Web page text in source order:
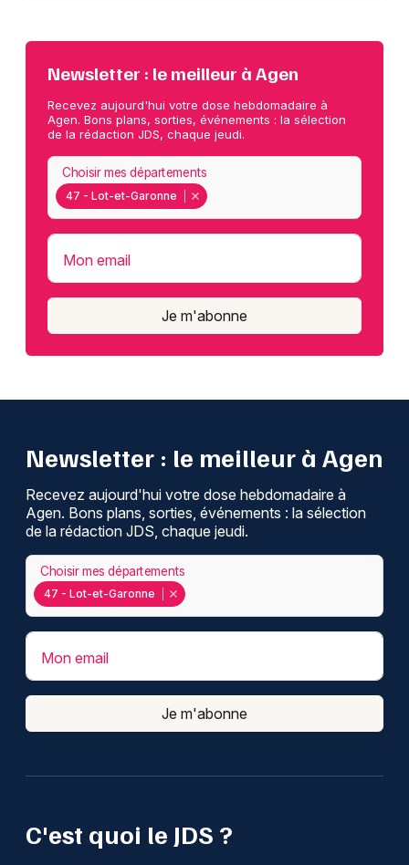
Newsletter : le meilleur à Agen
Recevez aujourd'hui votre dose hebdomadaire à
Agen. Bons plans, sorties, événements : la sélection
de la rédaction JDS, chaque jeudi.
47 - Lot-et-Garonne
Choisir mes départements
Mon email
Je m'abonne
C'est quoi le JDS ?
Newsletter : le meilleur à Agen
Recevez aujourd'hui votre dose hebdomadaire à
Agen. Bons plans, sorties, événements : la sélection
de la rédaction JDS, chaque jeudi.
47 - Lot-et-Garonne
Choisir mes départements
Mon email
Je m'abonne